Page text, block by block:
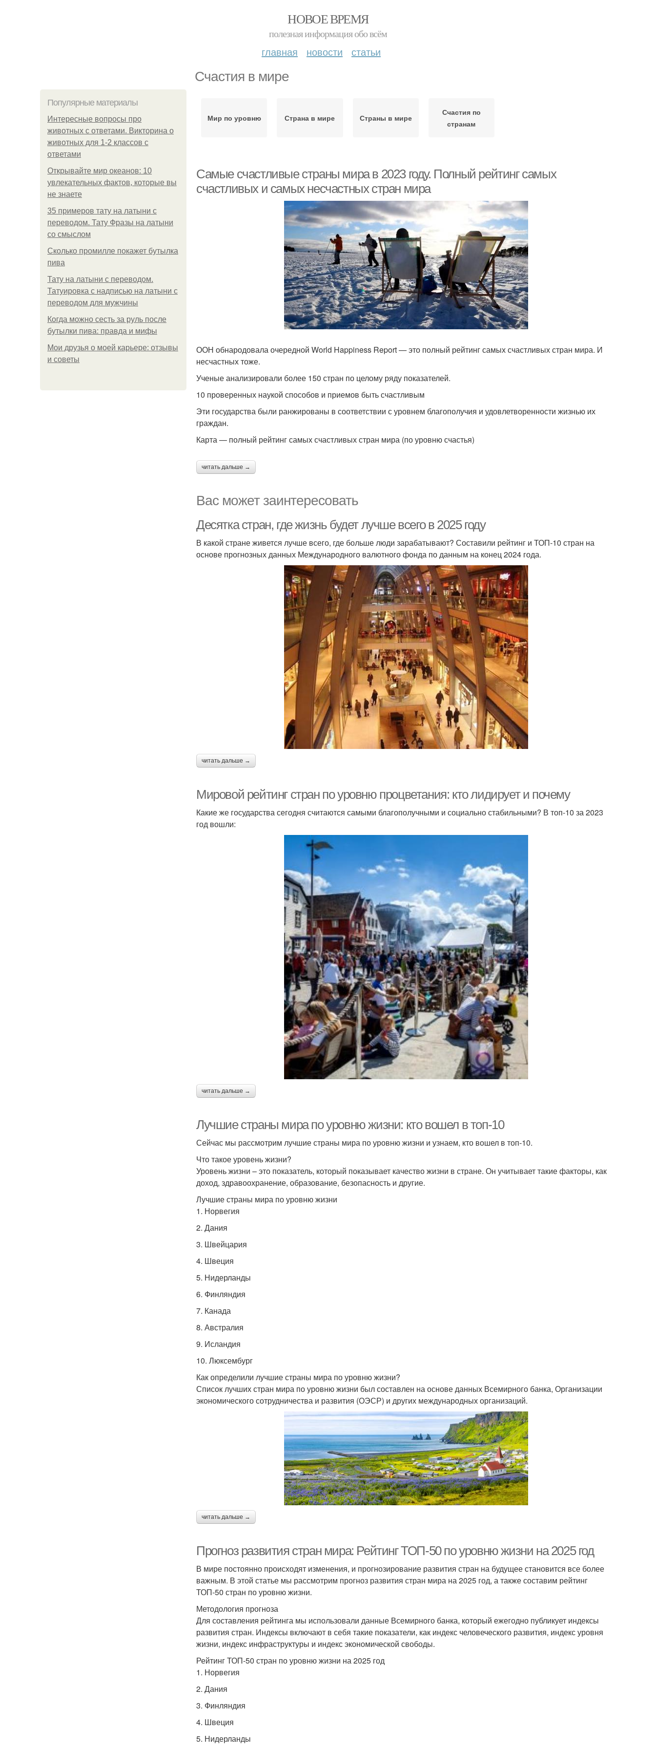
НОВОЕ ВРЕМЯ
полезная информация обо всём
главная новости статьи
Счастия в мире
Популярные материалы
Интересные вопросы про
животных с ответами. Викторина о
животных для 1-2 классов с
ответами
Открывайте мир океанов: 10
увлекательных фактов, которые вы
не знаете
35 примеров тату на латыни с
переводом. Тату Фразы на латыни
со смыслом
Сколько промилле покажет бутылка
пива
Тату на латыни с переводом.
Татуировка с надписью на латыни с
переводом для мужчины
Когда можно сесть за руль после
бутылки пива: правда и мифы
Мои друзья о моей карьере: отзывы
и советы
Мир по уровню Страна в мире Страны в мире
Счастия по
странам
Самые счастливые страны мира в 2023 году. Полный рейтинг самых
счастливых и самых несчастных стран мира
ООН обнародовала очередной World Happiness Report — это полный рейтинг самых счастливых стран мира. И
несчастных тоже.
Ученые анализировали более 150 стран по целому ряду показателей.
10 проверенных наукой способов и приемов быть счастливым
Эти государства были ранжированы в соответствии с уровнем благополучия и удовлетворенности жизнью их
граждан.
Карта — полный рейтинг самых счастливых стран мира (по уровню счастья)
читать дальше →
Вас может заинтересовать
Десятка стран, где жизнь будет лучше всего в 2025 году
В какой стране живется лучше всего, где больше люди зарабатывают? Составили рейтинг и ТОП-10 стран на
основе прогнозных данных Международного валютного фонда по данным на конец 2024 года.
читать дальше →
Мировой рейтинг стран по уровню процветания: кто лидирует и почему
Какие же государства сегодня считаются самыми благополучными и социально стабильными? В топ-10 за 2023
год вошли:
читать дальше →
Лучшие страны мира по уровню жизни: кто вошел в топ-10
Сейчас мы рассмотрим лучшие страны мира по уровню жизни и узнаем, кто вошел в топ-10.
Что такое уровень жизни?
Уровень жизни – это показатель, который показывает качество жизни в стране. Он учитывает такие факторы, как
доход, здравоохранение, образование, безопасность и другие.
Лучшие страны мира по уровню жизни
1. Норвегия
2. Дания
3. Швейцария
4. Швеция
5. Нидерланды
6. Финляндия
7. Канада
8. Австралия
9. Исландия
10. Люксембург
Как определили лучшие страны мира по уровню жизни?
Список лучших стран мира по уровню жизни был составлен на основе данных Всемирного банка, Организации
экономического сотрудничества и развития (ОЭСР) и других международных организаций.
читать дальше →
Прогноз развития стран мира: Рейтинг ТОП-50 по уровню жизни на 2025 год
В мире постоянно происходят изменения, и прогнозирование развития стран на будущее становится все более
важным. В этой статье мы рассмотрим прогноз развития стран мира на 2025 год, а также составим рейтинг
ТОП-50 стран по уровню жизни.
Методология прогноза
Для составления рейтинга мы использовали данные Всемирного банка, который ежегодно публикует индексы
развития стран. Индексы включают в себя такие показатели, как индекс человеческого развития, индекс уровня
жизни, индекс инфраструктуры и индекс экономической свободы.
Рейтинг ТОП-50 стран по уровню жизни на 2025 год
1. Норвегия
2. Дания
3. Финляндия
4. Швеция
5. Нидерланды